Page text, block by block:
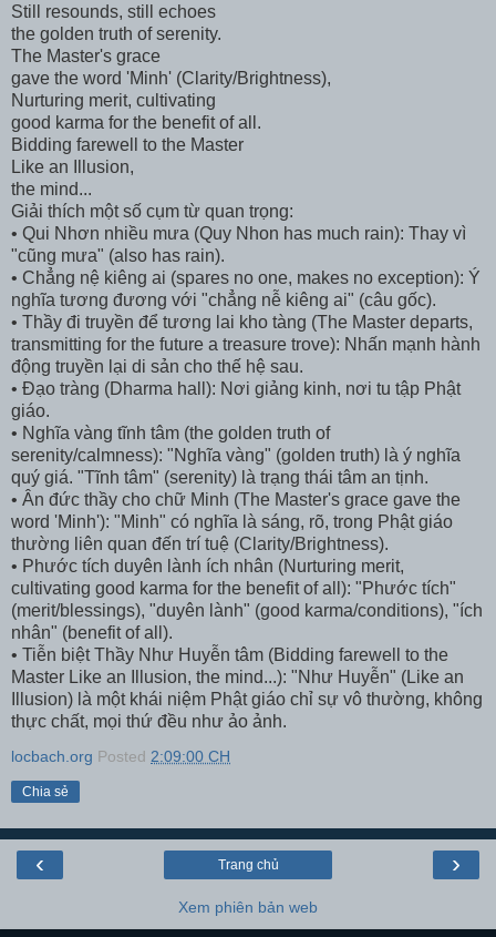
Still resounds, still echoes
the golden truth of serenity.
The Master's grace
gave the word 'Minh' (Clarity/Brightness),
Nurturing merit, cultivating
good karma for the benefit of all.
Bidding farewell to the Master
Like an Illusion,
the mind...
Giải thích một số cụm từ quan trọng:
• Qui Nhơn nhiều mưa (Quy Nhon has much rain): Thay vì
"cũng mưa" (also has rain).
• Chẳng nệ kiêng ai (spares no one, makes no exception): Ý
nghĩa tương đương với "chẳng nễ kiêng ai" (câu gốc).
• Thầy đi truyền để tương lai kho tàng (The Master departs,
transmitting for the future a treasure trove): Nhấn mạnh hành
động truyền lại di sản cho thế hệ sau.
• Đạo tràng (Dharma hall): Nơi giảng kinh, nơi tu tập Phật
giáo.
• Nghĩa vàng tĩnh tâm (the golden truth of
serenity/calmness): "Nghĩa vàng" (golden truth) là ý nghĩa
quý giá. "Tĩnh tâm" (serenity) là trạng thái tâm an tịnh.
• Ân đức thầy cho chữ Minh (The Master's grace gave the
word 'Minh'): "Minh" có nghĩa là sáng, rõ, trong Phật giáo
thường liên quan đến trí tuệ (Clarity/Brightness).
• Phước tích duyên lành ích nhân (Nurturing merit,
cultivating good karma for the benefit of all): "Phước tích"
(merit/blessings), "duyên lành" (good karma/conditions), "ích
nhân" (benefit of all).
• Tiễn biệt Thầy Như Huyễn tâm (Bidding farewell to the
Master Like an Illusion, the mind...): "Như Huyễn" (Like an
Illusion) là một khái niệm Phật giáo chỉ sự vô thường, không
thực chất, mọi thứ đều như ảo ảnh.
locbach.org Posted 2:09:00 CH
Chia sẻ
‹ ›
Trang chủ
Xem phiên bản web